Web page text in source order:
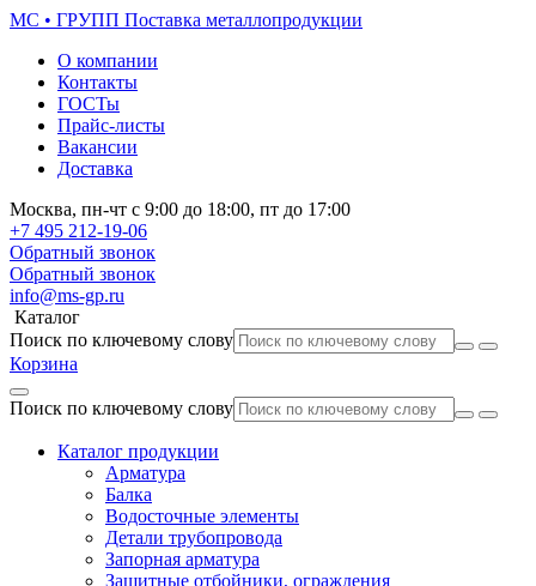
МС • ГРУПП Поставка металлопродукции
О компании
Контакты
ГОСТы
Прайс-листы
Вакансии
Доставка
Москва, пн-чт с 9:00 до 18:00, пт до 17:00
+7 495 212-19-06
Обратный звонок
Обратный звонок
info@ms-gp.ru
Каталог
Поиск по ключевому слову
Корзина
Поиск по ключевому слову
Каталог продукции
Арматура
Балка
Водосточные элементы
Детали трубопровода
Запорная арматура
Защитные отбойники, ограждения